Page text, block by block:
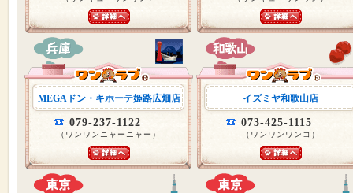
MEGAドン・キホーテ姫路広畑店
079-237-1122
（ワンワンニャーニャー）
イズミヤ和歌山店
073-425-1115
（ワンワンワンコ）